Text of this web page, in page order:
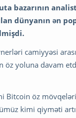
bazarının
dünyanın ən
camiyyəsi
öz yoluna davam
Bitcoin öz
kimi qiyməti